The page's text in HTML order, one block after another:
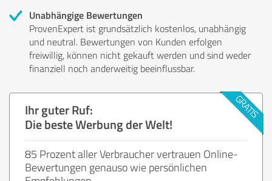
Unabhängige Bewertungen
ProvenExpert ist grundsätzlich kostenlos, unabhängig
und neutral. Bewertungen von Kunden erfolgen
freiwillig, können nicht gekauft werden und sind weder
finanziell noch anderweitig beeinflussbar.
Ihr guter Ruf:
Die beste Werbung der Welt!
85 Prozent aller Verbraucher vertrauen Online-
Bewertungen genauso wie persönlichen